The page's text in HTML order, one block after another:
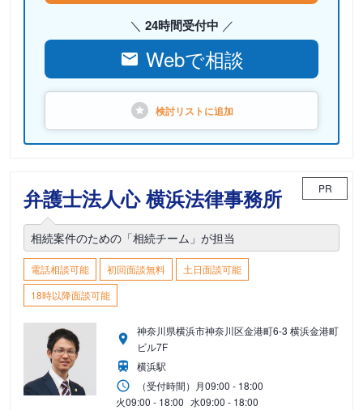
24時間受付中
Webで相談
検討リストに追加
弁護士法人心 横浜法律事務所 PR
相続案件のための「相続チーム」が担当
電話相談可能 初回面談無料
土日面談可能
18時以降面談可能
神奈川県横浜市神奈川区金港町6-3 横浜金港町
ビル7F
横浜駅
（受付時間） 月09:00 - 18:00
火09:00 - 18:00 水09:00 - 18:00